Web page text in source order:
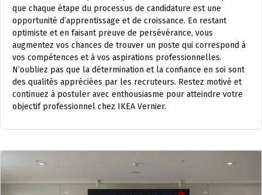
que chaque étape du processus de candidature est une
opportunité d’apprentissage et de croissance. En restant
optimiste et en faisant preuve de persévérance, vous
augmentez vos chances de trouver un poste qui correspond à
vos compétences et à vos aspirations professionnelles.
N’oubliez pas que la détermination et la confiance en soi sont
des qualités appréciées par les recruteurs. Restez motivé et
continuez à postuler avec enthousiasme pour atteindre votre
objectif professionnel chez IKEA Vernier.